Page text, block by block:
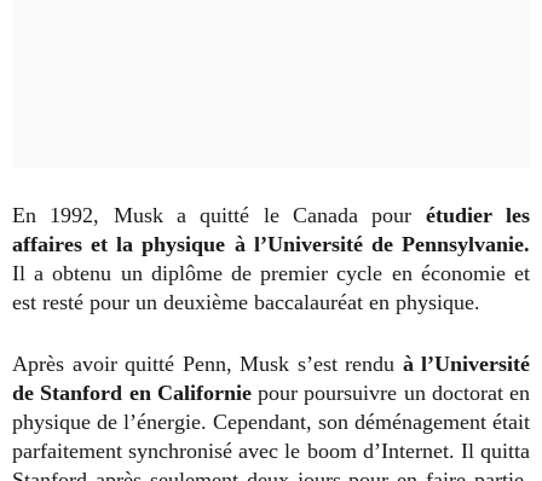
En 1992, Musk a quitté le Canada pour étudier les
affaires et la physique à l’Université de Pennsylvanie.
Il a obtenu un diplôme de premier cycle en économie et
est resté pour un deuxième baccalauréat en physique.
Après avoir quitté Penn, Musk s’est rendu à l’Université
de Stanford en Californie pour poursuivre un doctorat en
physique de l’énergie. Cependant, son déménagement était
parfaitement synchronisé avec le boom d’Internet. Il quitta